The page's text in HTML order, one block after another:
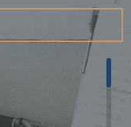
연구자들
영상 기록물